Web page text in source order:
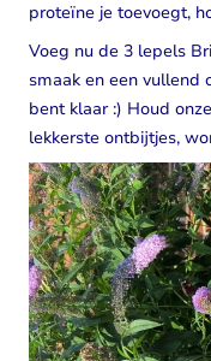
proteïne je toevoegt,
Voeg nu de 3 lepels
smaak en een vullend
bent klaar :) Houd
lekkerste ontbijtjes,